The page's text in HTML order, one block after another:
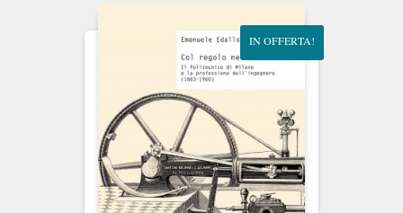
IN OFFERTA!